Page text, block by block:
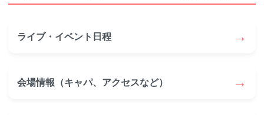
ライブ・イベント日程 →
会場情報（キャパ、アクセスなど） →